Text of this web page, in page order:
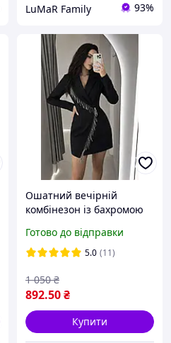
LuMaR Family 93%
Ошатний вечірній
комбінезон із бахромою
Готово до відправки
5.0 (11)
892.50₴
1 050 ₴
Купити